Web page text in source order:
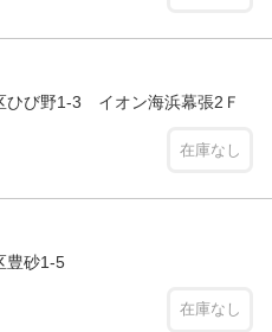
び野1-3 イオン海浜幕張2Ｆ
在庫なし
豊砂1-5
在庫なし